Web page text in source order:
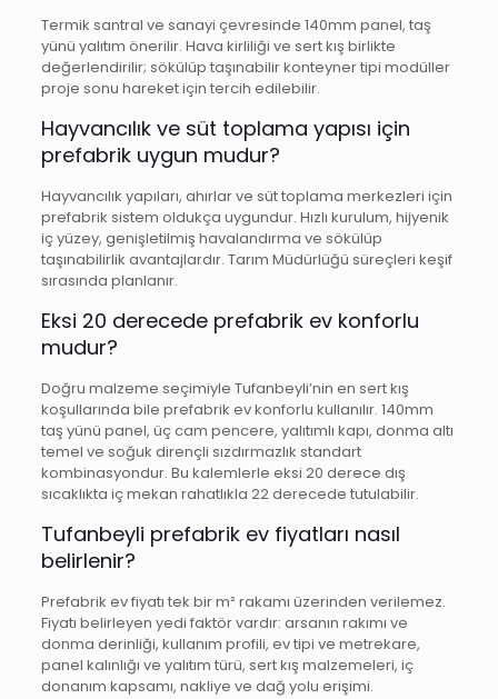
Termik santral ve sanayi çevresinde 140mm panel, taş
yünü yalıtım önerilir. Hava kirliliği ve sert kış birlikte
değerlendirilir; sökülüp taşınabilir konteyner tipi modüller
proje sonu hareket için tercih edilebilir.
Hayvancılık ve süt toplama yapısı için
prefabrik uygun mudur?
Hayvancılık yapıları, ahırlar ve süt toplama merkezleri için
prefabrik sistem oldukça uygundur. Hızlı kurulum, hijyenik
iç yüzey, genişletilmiş havalandırma ve sökülüp
taşınabilirlik avantajlardır. Tarım Müdürlüğü süreçleri keşif
sırasında planlanır.
Eksi 20 derecede prefabrik ev konforlu
mudur?
Doğru malzeme seçimiyle Tufanbeyli’nin en sert kış
koşullarında bile prefabrik ev konforlu kullanılır. 140mm
taş yünü panel, üç cam pencere, yalıtımlı kapı, donma altı
temel ve soğuk dirençli sızdırmazlık standart
kombinasyondur. Bu kalemlerle eksi 20 derece dış
sıcaklıkta iç mekan rahatlıkla 22 derecede tutulabilir.
Tufanbeyli prefabrik ev fiyatları nasıl
belirlenir?
Prefabrik ev fiyatı tek bir m² rakamı üzerinden verilemez.
Fiyatı belirleyen yedi faktör vardır: arsanın rakımı ve
donma derinliği, kullanım profili, ev tipi ve metrekare,
panel kalınlığı ve yalıtım türü, sert kış malzemeleri, iç
donanım kapsamı, nakliye ve dağ yolu erişimi.